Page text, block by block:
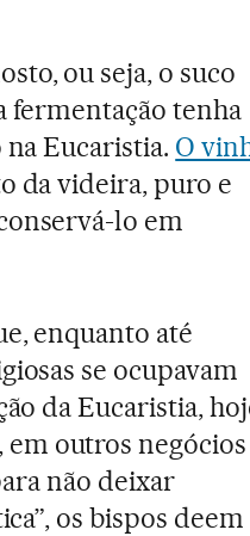
ou seja, o suco
fermentação tenha
Eucaristia. O
da videira, puro e
lo em
enquanto até
se ocupavam
da Eucaristia,
outros negócios
não deixar
os bispos deem